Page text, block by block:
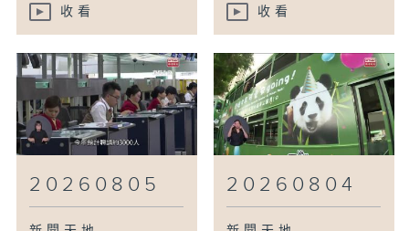
收看 收看
20260805 20260804